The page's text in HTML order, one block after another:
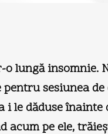
lungă insomnie.
sesiunea
le dăduse
acum pe ele,